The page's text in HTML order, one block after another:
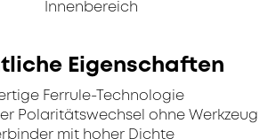
Innenbereich
Eigenschaften
Ferrule-Technologie
Polaritätswechsel ohne Werkzeug
mit hoher Dichte